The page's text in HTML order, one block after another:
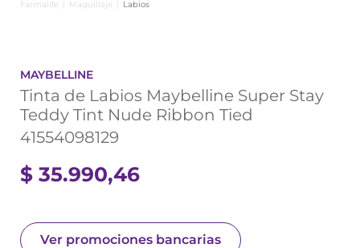
Maquillaje Labios
MAYBELLINE
Tinta de Labios Maybelline Super Stay
Teddy Tint Nude Ribbon Tied
41554098129
$ 35.990,46
Ver promociones bancarias